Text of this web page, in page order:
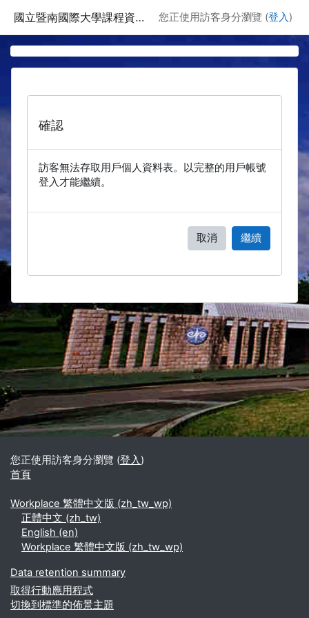
國立暨南國際大學課程資訊網 您正使用訪客身分瀏覽 (登入 )
確認
訪客無法存取用戶個人資料表。以完整的用戶帳號
登入才能繼續。
取消 繼續
區塊
補充內容區塊
您正使用訪客身分瀏覽 (登入)
首頁
Workplace 繁體中文版 ‎(zh_tw_wp)‎
正體中文 ‎(zh_tw)‎
English ‎(en)‎
Workplace 繁體中文版 ‎(zh_tw_wp)‎
Data retention summary
取得行動應用程式
切換到標準的佈景主題